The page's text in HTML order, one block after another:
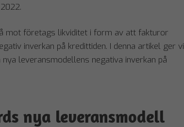
mot företags likviditet i form av att fakturor
inverkan på kredittiden. I denna artikel ger vi
leveransmodellens negativa inverkan på
nya leveransmodell